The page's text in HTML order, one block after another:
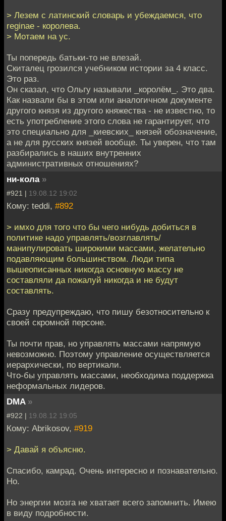
> Лезем с латинский словарь и убеждаемся, что
reginae - королева.
> Мотаем на ус.
Ты попередь батьки-то не влезай.
Скиталец грозился учебником истории за 4 класс.
Это раз.
Он сказал, что Ольгу называли _королём_. Это два.
Как назвали бы в этом или аналогичном документе
другого князя из другого княжества - не известно, то
есть употребление этого слова не гарантирует, что
это специально для _киевских_ князей обозначение,
а не для русских князей вообще. Ты уверен, что там
разбирались в наших внутренних
административных отношениях?
ни-кола »
#921 | 19.08.12 19:02
Кому: teddi, #892
> имхо для того что бы чего нибудь добиться в
политике надо управлять/возглавлять/
манипулировать широкими массами, желательно
подавляющим большинством. Люди типа
вышеописанных никогда основную массу не
составляли да пожалуй никогда и не будут
составлять.
Сразу предупреждаю, что пишу безотносительно к
своей скромной персоне.
Ты почти прав, но управлять массами напрямую
невозможно. Поэтому управление осуществляется
иерархически, по вертикали.
Что-бы управлять массами, необходима поддержка
неформальных лидеров.
DMA »
#922 | 19.08.12 19:05
Кому: Abrikosov, #919
> Давай я объясню.
Спасибо, камрад. Очень интересно и познавательно.
Но.
Но энергии мозга не хватает всего запомнить. Имею
в виду подробности.